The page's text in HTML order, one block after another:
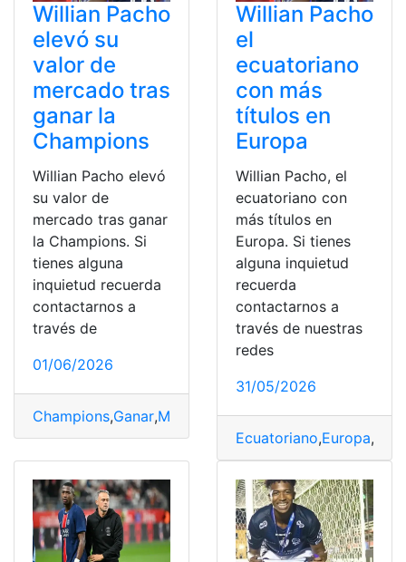
Willian Pacho
elevó su
valor de
mercado tras
ganar la
Champions
Willian Pacho elevó
su valor de
mercado tras ganar
la Champions. Si
tienes alguna
inquietud recuerda
contactarnos a
través de
01/06/2026
Champions,Ganar,Mercado,Pacho,Valor,Willian
Willian Pacho
el
ecuatoriano
con más
títulos en
Europa
Willian Pacho, el
ecuatoriano con
más títulos en
Europa. Si tienes
alguna inquietud
recuerda
contactarnos a
través de nuestras
redes
31/05/2026
Ecuatoriano,Europa,